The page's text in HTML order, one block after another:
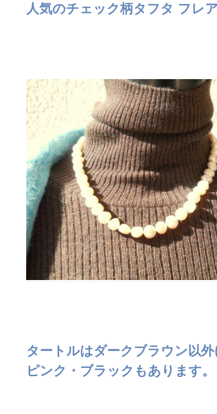
人気のチェック柄タフタ フレ
タートルはダークブラウン以外
ピンク・ブラックもあります。